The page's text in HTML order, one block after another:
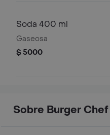
Soda 400 ml
Gaseosa
$ 5000
Sobre Burger